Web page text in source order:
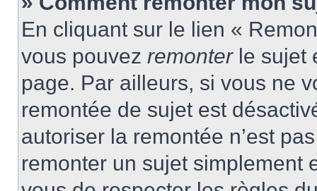
En cliquant sur le lien «
vous pouvez remonterle sujet
page. Par ailleurs, si vous ne
remontée de sujet est
autoriser la remontée n’est
remonter un sujet simplement